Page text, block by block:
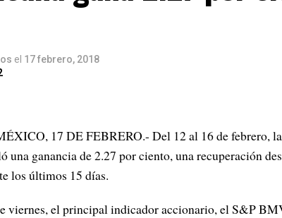
el 17 febrero, 2018
17 DE FEBRERO.- Del 12 al 16 de febrero,
ganancia de 2.27 por ciento, una recuperación
los últimos 15 días.
viernes, el principal indicador accionario, el S&P